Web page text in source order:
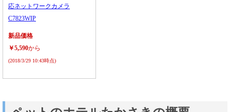
応ネットワークカメラ
C7823WIP
新品価格
￥5,590から
(2018/3/29 10:43時点)